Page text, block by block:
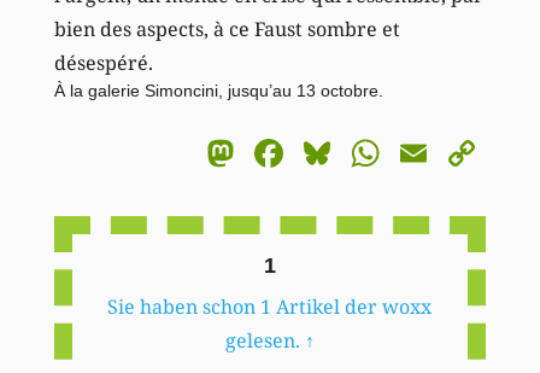
bien des aspects, à ce Faust sombre et
désespéré.
À la galerie Simoncini, jusqu’au 13 octobre.
Mastodon
Facebook
BlueskyEmail
1
Sie haben schon 1 Artikel der woxx
gelesen. ↑